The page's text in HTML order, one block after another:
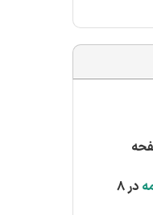
در 8